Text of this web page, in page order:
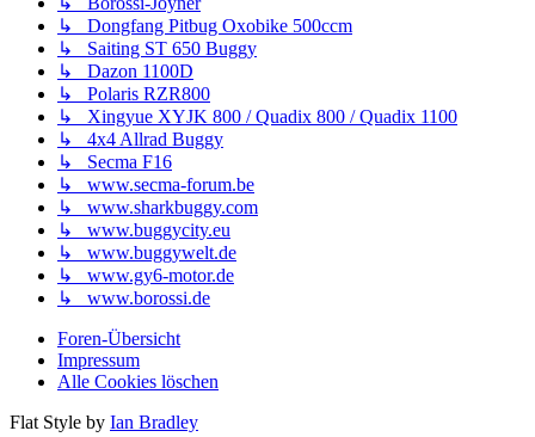
↳ Dongfang Pitbug Oxobike 500ccm
↳ Saiting ST 650 Buggy
↳ Dazon 1100D
↳ Polaris RZR800
↳ Xingyue XYJK 800 / Quadix 800 / Quadix 1100
↳ 4x4 Allrad Buggy
↳ Secma F16
↳ www.secma-forum.be
↳ www.sharkbuggy.com
↳ www.buggycity.eu
↳ www.buggywelt.de
↳ www.gy6-motor.de
↳ www.borossi.de
Foren-Übersicht
Impressum
Alle Cookies löschen
Flat Style by Ian Bradley